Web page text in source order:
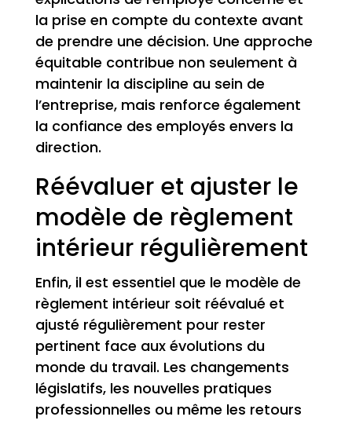
la prise en compte du contexte avant
de prendre une décision. Une approche
équitable contribue non seulement à
maintenir la discipline au sein de
l’entreprise, mais renforce également
la confiance des employés envers la
direction.
Réévaluer et ajuster le
modèle de règlement
intérieur régulièrement
Enfin, il est essentiel que le modèle de
règlement intérieur soit réévalué et
ajusté régulièrement pour rester
pertinent face aux évolutions du
monde du travail. Les changements
législatifs, les nouvelles pratiques
professionnelles ou même les retours